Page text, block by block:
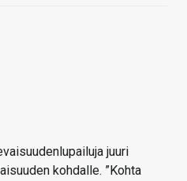
juuri
kohdalle. ”Kohta